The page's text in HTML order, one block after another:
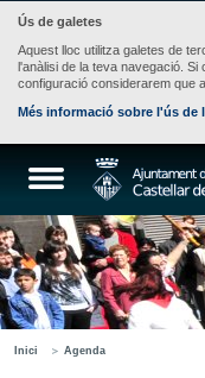
Ús de galetes
Aquest lloc utilitza galetes de
l'anàlisi de la teva navegació.
configuració considerarem que
Més informació sobre l'ús de
Inici Agenda